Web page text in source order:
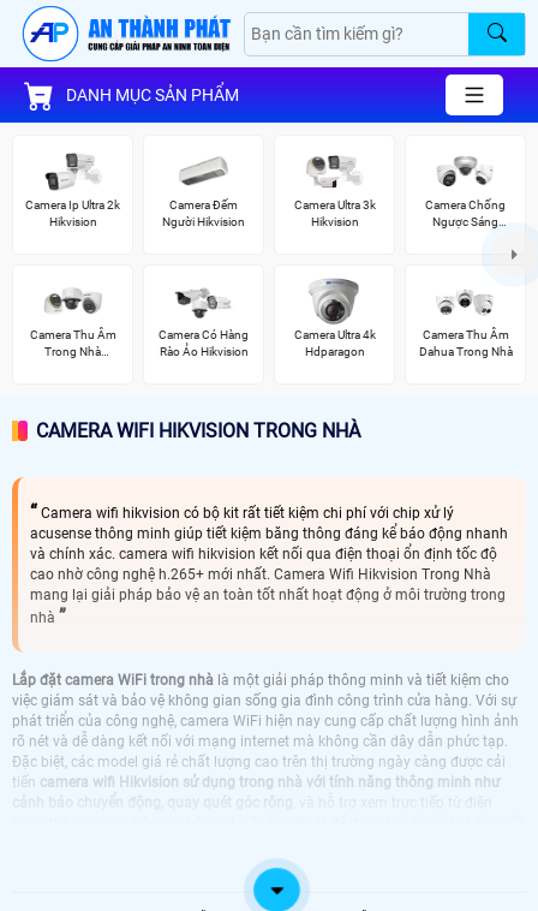
DANH MỤC SẢN PHẨM
Camera Ip Ultra 2k
Hikvision
Camera Đếm
Người Hikvision
Camera Ultra 3k
Hikvision
Camera Chống
Ngược Sáng
Camera Thu Âm
Trong Nhà
Camera Có Hàng
Rào Ảo Hikvision
Camera Ultra 4k
Hdparagon
Camera Thu Âm
Dahua Trong Nhà
CAMERA WIFI HIKVISION TRONG NHÀ
Camera wifi hikvision có bộ kit rất tiết kiệm chi phí với chip xử lý
acusense thông minh giúp tiết kiệm băng thông đáng kể báo động nhanh
và chính xác. camera wifi hikvision kết nối qua điện thoại ổn định tốc độ
cao nhờ công nghệ h.265+ mới nhất. Camera Wifi Hikvision Trong Nhà
mang lại giải pháp bảo vệ an toàn tốt nhất hoạt động ở môi trường trong
nhà
Lắp đặt camera WiFi trong nhà là một giải pháp thông minh và tiết kiệm cho
việc giám sát và bảo vệ không gian sống gia đình công trình cửa hàng. Với sự
phát triển của công nghệ, camera WiFi hiện nay cung cấp chất lượng hình ảnh
rõ nét và dễ dàng kết nối với mạng internet mà không cần dây dẫn phức tạp.
Đặc biệt, các model giá rẻ chất lượng cao trên thị trường ngày càng được cải
tiến camera wifi Hikvision sử dụng trong nhà với tính năng thông minh như
LẮP CAMERA WIFI TRONG NHÀ CHÍNH HÃNG